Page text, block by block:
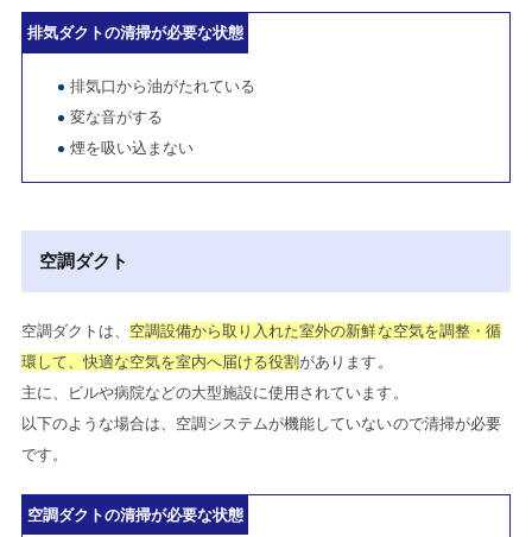
排気ダクトの清掃が必要な状態
排気口から油がたれている
変な音がする
煙を吸い込まない
空調ダクト
空調ダクトは、 空調設備から取り入れた室外の新鮮な空気を調整・循
環して、快適な空気を室内へ届ける役割があります。
主に、ビルや病院などの大型施設に使用されています。
以下のような場合は、空調システムが機能していないので清掃が必要
です。
空調ダクトの清掃が必要な状態